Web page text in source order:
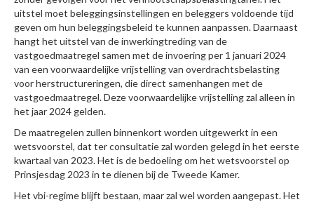
uitstel moet beleggingsinstellingen en beleggers voldoende tijd
geven om hun beleggingsbeleid te kunnen aanpassen. Daarnaast
hangt het uitstel van de inwerkingtreding van de
vastgoedmaatregel samen met de invoering per 1 januari 2024
van een voorwaardelijke vrijstelling van overdrachtsbelasting
voor herstructureringen, die direct samenhangen met de
vastgoedmaatregel. Deze voorwaardelijke vrijstelling zal alleen in
het jaar 2024 gelden.
De maatregelen zullen binnenkort worden uitgewerkt in een
wetsvoorstel, dat ter consultatie zal worden gelegd in het eerste
kwartaal van 2023. Het is de bedoeling om het wetsvoorstel op
Prinsjesdag 2023 in te dienen bij de Tweede Kamer.
Het vbi-regime blijft bestaan, maar zal wel worden aangepast. Het